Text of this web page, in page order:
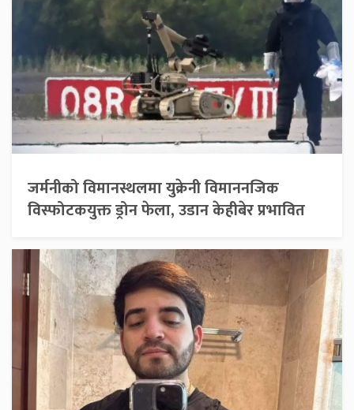
जर्मनीको विमानस्थलमा युक्रेनी विमाननजिक
विस्फोटकयुक्त ड्रोन फेला, उडान केहीबेर प्रभावित